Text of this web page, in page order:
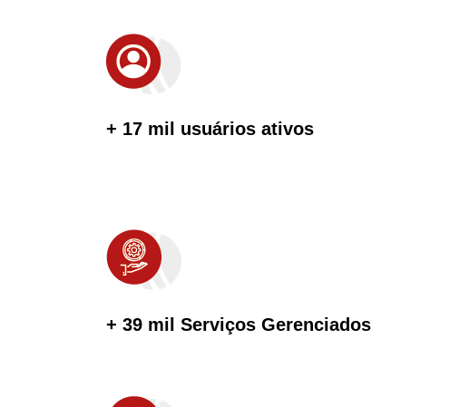
+ 17 mil usuários ativos
+ 39 mil Serviços Gerenciados